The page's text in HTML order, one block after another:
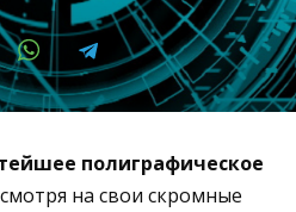
полиграфическое
на свои скромные